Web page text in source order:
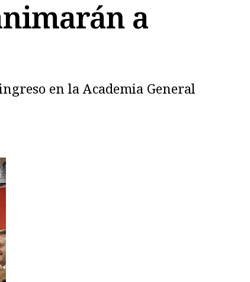
a
en la Academia General